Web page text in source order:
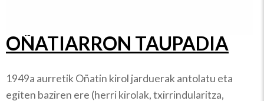
OÑATIARRON TAUPADIA
1949a aurretik Oñatin kirol jarduerak antolatu eta
egiten baziren ere (herri kirolak, txirrindularitza,